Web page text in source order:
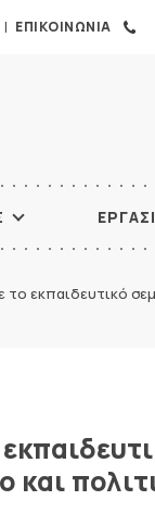
ΕΠΙΚΟΙΝΩΝΙΑ
εκπαιδευτικό